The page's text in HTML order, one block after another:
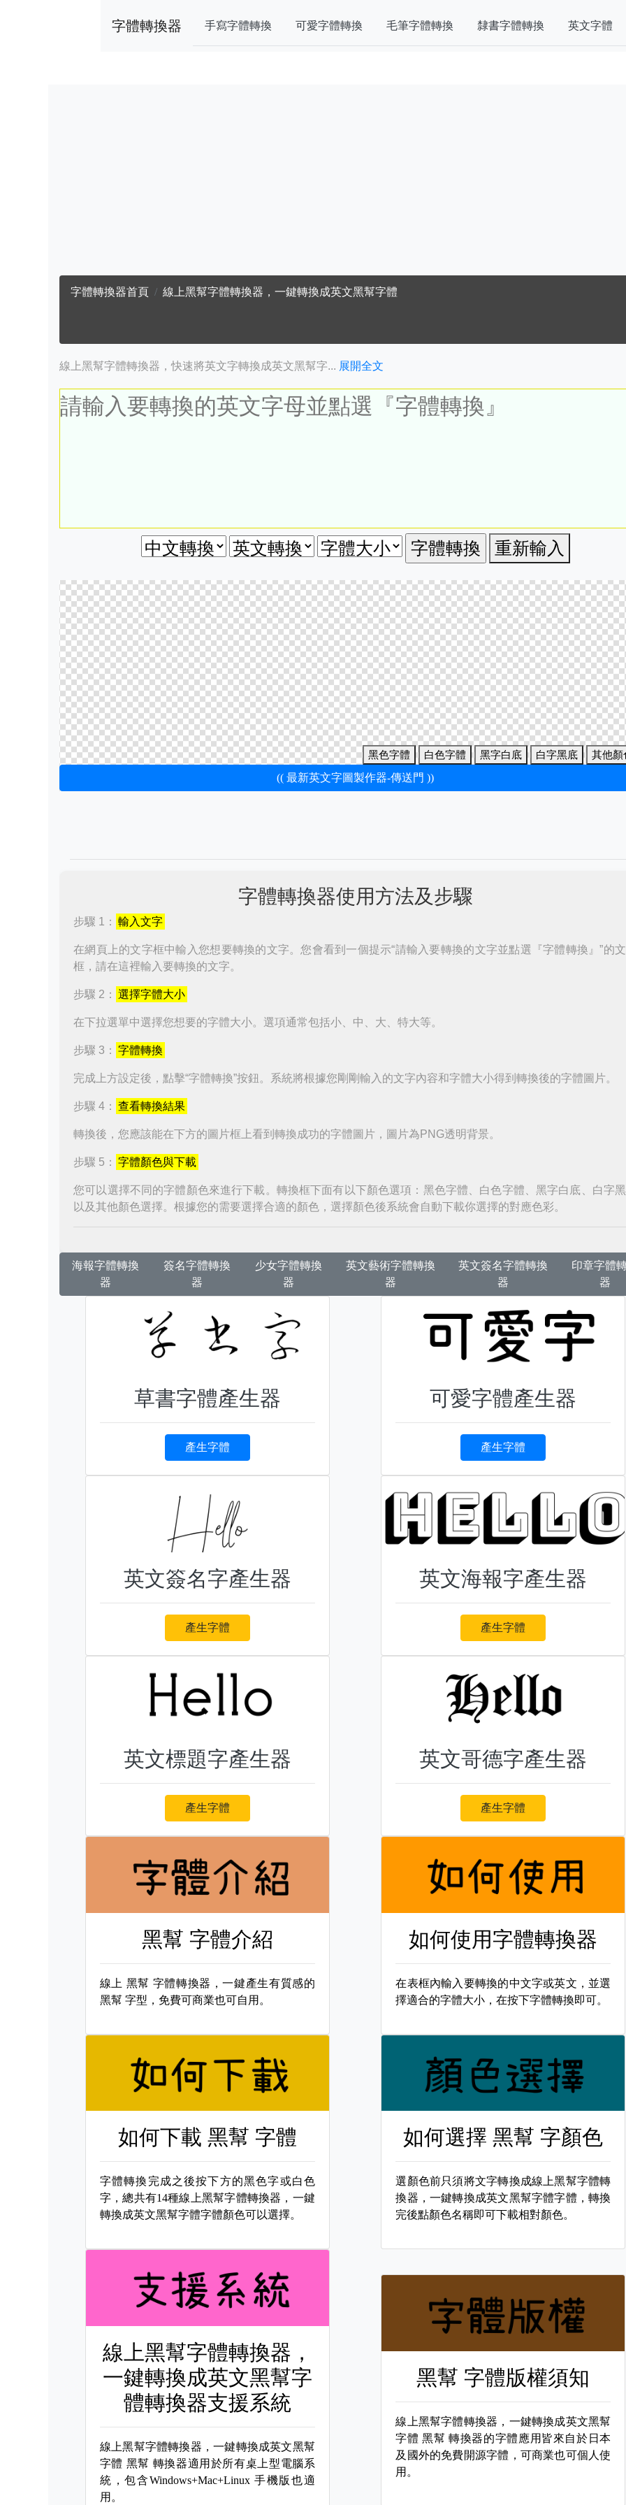
字體轉換器 手寫字體轉換 可愛字體轉換 毛筆字體轉換 隸書字體轉換 英文字體
字體轉換器首頁 線上黑幫字體轉換器，一鍵轉換成英文黑幫字體
線上黑幫字體轉換器，快速將英文字轉換成英文黑幫字... 展開全文
重新輸入
黑色字體 白色字體 黑字白底 白字黑底 其他
(( 最新英文字圖製作器-傳送門 ))
字體轉換器使用方法及步驟
步驟 1： 輸入文字
在網頁上的文字框中輸入您想要轉換的文字。您會看到一個提示“請輸入要轉換的文字並點選『字體轉換』”的
框，請在這裡輸入要轉換的文字。
步驟 2： 選擇字體大小
在下拉選單中選擇您想要的字體大小。選項通常包括小、中、大、特大等。
步驟 3： 字體轉換
完成上方設定後，點擊“字體轉換”按鈕。系統將根據您剛剛輸入的文字內容和字體大小得到轉換後的字體圖片。
步驟 4： 查看轉換結果
轉換後，您應該能在下方的圖片框上看到轉換成功的字體圖片，圖片為PNG透明背景。
步驟 5： 字體顏色與下載
您可以選擇不同的字體顏色來進行下載。轉換框下面有以下顏色選項：黑色字體、白色字體、黑字白底、白字
以及其他顏色選擇。根據您的需要選擇合適的顏色，選擇顏色後系統會自動下載你選擇的對應色彩。
海報字體轉換
器
簽名字體轉換
器
少女字體轉換
器
英文藝術字體轉換
器
英文簽名字體轉換
器
印章字體
器
草書字體產生器
產生字體
可愛字體產生器
產生字體
英文簽名字產生器
產生字體
英文海報字產生器
產生字體
英文標題字產生器
產生字體
英文哥德字產生器
產生字體
黑幫 字體介紹
線上 黑幫 字體轉換器，一鍵產生有質感的
黑幫 字型，免費可商業也可自用。
如何使用字體轉換器
在表框內輸入要轉換的中文字或英文，並選
擇適合的字體大小，在按下字體轉換即可。
如何下載 黑幫 字體
字體轉換完成之後按下方的黑色字或白色
字，總共有14種線上黑幫字體轉換器，一鍵
轉換成英文黑幫字體字體顏色可以選擇。
如何選擇黑幫 字顏色
選顏色前只須將文字轉換成線上黑幫字體轉
換器，一鍵轉換成英文黑幫字體字體，轉換
完後點顏色名稱即可下載相對顏色。
線上黑幫字體轉換器，
一鍵轉換成英文黑幫字
體轉換器支援系統
線上黑幫字體轉換器，一鍵轉換成英文黑幫
字體 黑幫 轉換器適用於所有桌上型電腦系
統，包含Windows+Mac+Linux 手機版也適
用。
黑幫 字體版權須知
線上黑幫字體轉換器，一鍵轉換成英文黑幫
字體黑幫 轉換器的字體應用皆來自於日本
及國外的免費開源字體，可商業也可個人使
用。